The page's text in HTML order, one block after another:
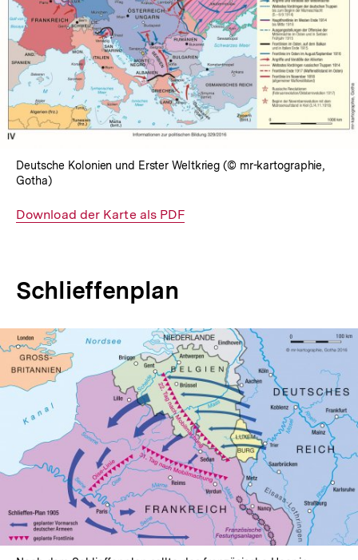
Deutsche Kolonien und Erster Weltkrieg (© mr-kartographie,
Gotha)
Interner
Download der Karte als PDF
Schlieffenplan